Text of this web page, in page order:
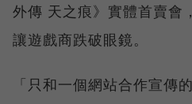
外傳 天之痕》實體首賣會
讓遊戲商跌破眼鏡。
「只和一個網站合作宣傳